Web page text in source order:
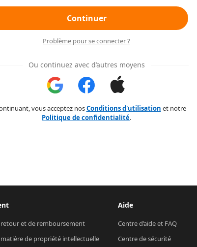
Continuer
Problème pour se connecter ?
Ou continuez avec d’autres moyens
vous acceptez nosConditions d'utilisation et notre
Politique de confidentialité.
et de remboursement
de propriété intellectuelle
Aide
Centre d’aide et FAQ
Centre de sécurité